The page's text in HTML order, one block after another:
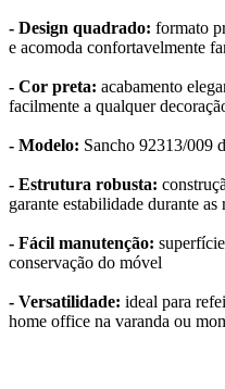
- Design quadrado: formato
e acomoda confortavelmente
- Cor preta: acabamento
facilmente a qualquer
- Modelo: Sancho 92313/009
- Estrutura robusta:
garante estabilidade durante as
- Fácil manutenção:
conservação do móvel
- Versatilidade: ideal para
home office na varanda ou